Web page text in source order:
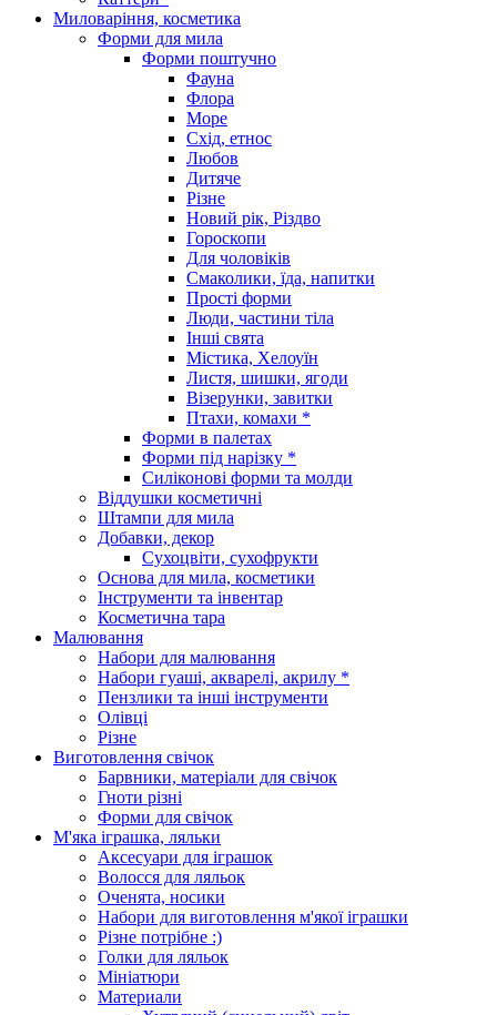
Миловаріння, косметика
Форми для мила
Форми поштучно
Фауна
Флора
Море
Схід, етнос
Любов
Дитяче
Різне
Новий рік, Різдво
Гороскопи
Для чоловіків
Смаколики, їда, напитки
Прості форми
Люди, частини тіла
Інші свята
Містика, Хелоуїн
Листя, шишки, ягоди
Візерунки, завитки
Птахи, комахи *
Форми в палетах
Форми під нарізку *
Силіконові форми та молди
Віддушки косметичні
Штампи для мила
Добавки, декор
Сухоцвіти, сухофрукти
Основа для мила, косметики
Інструменти та інвентар
Косметична тара
Малювання
Набори для малювання
Набори гуаші, акварелі, акрилу *
Пензлики та інші інструменти
Олівці
Різне
Виготовлення свічок
Барвники, матеріали для свічок
Гноти різні
Форми для свічок
М'яка іграшка, ляльки
Аксесуари для іграшок
Волосся для ляльок
Оченята, носики
Набори для виготовлення м'якої іграшки
Різне потрібне :)
Голки для ляльок
Мініатюри
Материали